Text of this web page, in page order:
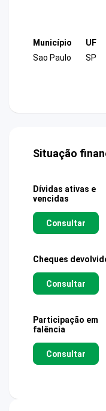
Município
Sao Paulo
UF
SP
Situação
Dívidas ativas e
vencidas
Consultar
Cheques
Consultar
Participação em
falência
Consultar